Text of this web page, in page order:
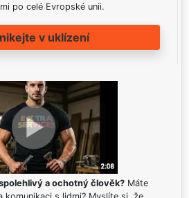
po celé Evropské unii.
v uklízení
a ochotný člověk? Máte